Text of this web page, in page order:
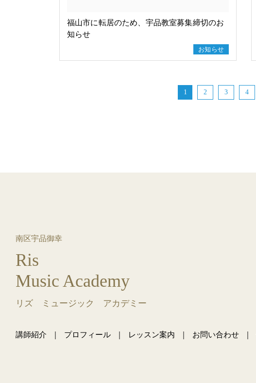
福山市に転居のため、宇品教室募集締切のお
知らせ
お知らせ
1 2 3 4
南区宇品御幸
Ris
Music Academy
リズ ミュージック アカデミー
講師紹介 プロフィール レッスン案内 お問い合わせ